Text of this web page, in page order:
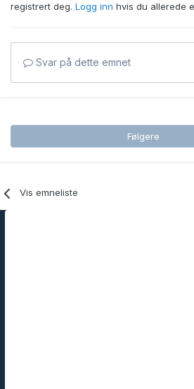
registrert deg. Logg inn hvis du allerede
Svar på dette emnet
Følgere
Vis emneliste